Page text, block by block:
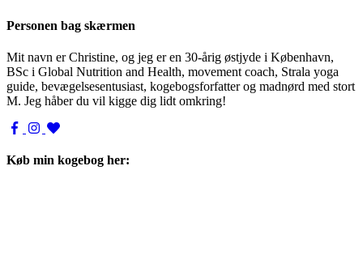
Personen bag skærmen
Mit navn er Christine, og jeg er en 30-årig østjyde i København,
BSc i Global Nutrition and Health, movement coach, Strala yoga
guide, bevægelsesentusiast, kogebogsforfatter og madnørd med stort
M. Jeg håber du vil kigge dig lidt omkring!
Køb min kogebog her: